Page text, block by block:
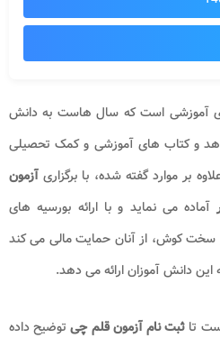
آموزشی است که سال هاست به دانش
و کتاب های آموزشی و کمک تحصیلی
بر موارد گفته شده، با برگزاری آزمون
آماده می نماید و با ارائه بورسیه های
سخت کوش، از آنان حمایت مالی می کند
دانش آموزان ارائه می دهد.
تا ثبت نام آزمون قلم چی توضیح داده